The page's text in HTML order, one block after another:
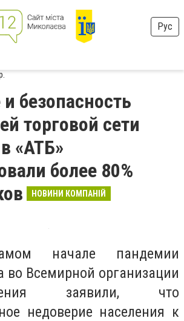
Рус
безопасность
торговой сети
«АТБ»
более 80%
НОВИНИ КОМПАНІЙ
начале пандемии
во Всемирной организации
заявили, что
недоверие населения к